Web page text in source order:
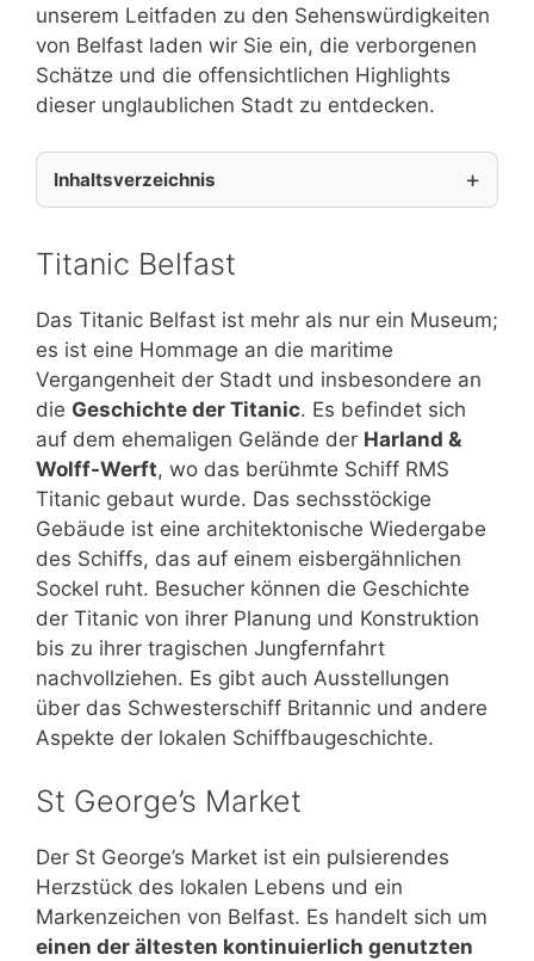
unserem Leitfaden zu den Sehenswürdigkeiten
von Belfast laden wir Sie ein, die verborgenen
Schätze und die offensichtlichen Highlights
dieser unglaublichen Stadt zu entdecken.
Inhaltsverzeichnis
Titanic Belfast
Das Titanic Belfast ist mehr als nur ein Museum;
es ist eine Hommage an die maritime
Vergangenheit der Stadt und insbesondere an
die Geschichte der Titanic. Es befindet sich
auf dem ehemaligen Gelände der Harland &
Wolff-Werft, wo das berühmte Schiff RMS
Titanic gebaut wurde. Das sechsstöckige
Gebäude ist eine architektonische Wiedergabe
des Schiffs, das auf einem eisbergähnlichen
Sockel ruht. Besucher können die Geschichte
der Titanic von ihrer Planung und Konstruktion
bis zu ihrer tragischen Jungfernfahrt
nachvollziehen. Es gibt auch Ausstellungen
über das Schwesterschiff Britannic und andere
Aspekte der lokalen Schiffbaugeschichte.
St George’s Market
Der St George’s Market ist ein pulsierendes
Herzstück des lokalen Lebens und ein
Markenzeichen von Belfast. Es handelt sich um
einen der ältesten kontinuierlich genutzten